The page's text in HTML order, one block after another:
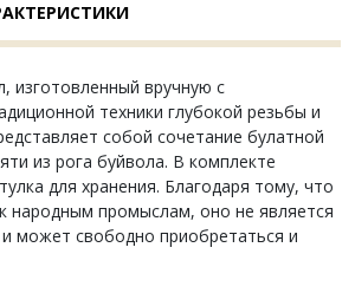
изготовленный вручную с
техники глубокой резьбы и
собой сочетание булатной
из рога буйвола. В комплекте
для хранения. Благодаря тому, что
народным промыслам, оно не является
может свободно приобретаться и